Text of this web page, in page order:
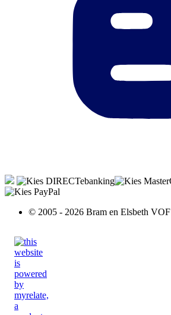
© 2005 - 2026 Bram en Elsbeth VOF